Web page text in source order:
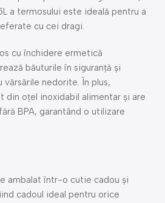
a termosului este ideală pentru a
cu cei dragi.
cu închidere ermetică
băuturile în siguranță și
vărsările nedorite. În plus,
din oțel inoxidabil alimentar și are
BPA, garantând o utilizare
ambalat într-o cutie cadou și
cadoul ideal pentru orice